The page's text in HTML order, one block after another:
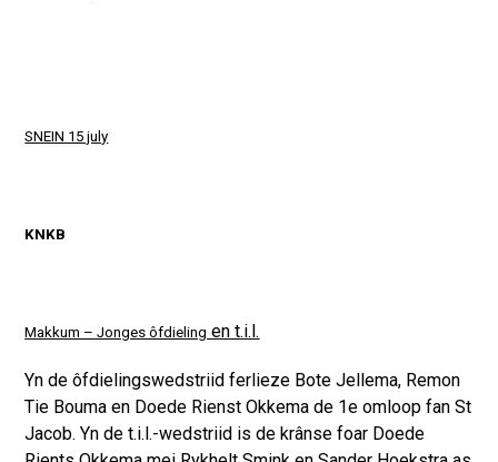
SNEIN 15 july
KNKB
Makkum – Jonges ôfdieling en t.i.l.
Yn de ôfdielingswedstriid ferlieze Bote Jellema, Remon
Tie Bouma en Doede Rienst Okkema de 1e omloop fan St
Jacob. Yn de t.i.l.-wedstriid is de krânse foar Doede